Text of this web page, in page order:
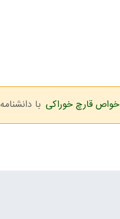
خواص قارچ خوراکی با